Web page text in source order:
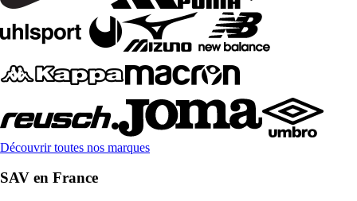
Découvrir toutes nos marques
SAV en France